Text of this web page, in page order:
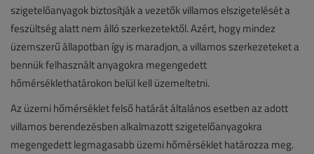
szigetelőanyagok biztosítják a vezetők villamos elszigetelését a
feszültség alatt nem álló szerkezetektől. Azért, hogy mindez
üzemszerű állapotban így is maradjon, a villamos szerkezeteket a
bennük felhasznált anyagokra megengedett
hőmérséklethatárokon belül kell üzemeltetni.
Az üzemi hőmérséklet felső határát általános esetben az adott
villamos berendezésben alkalmazott szigetelőanyagokra
megengedett legmagasabb üzemi hőmérséklet határozza meg.